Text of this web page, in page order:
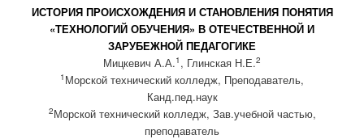
ИСТОРИЯ ПРОИСХОЖДЕНИЯ И СТАНОВЛЕНИЯ ПОНЯТИЯ
«ТЕХНОЛОГИЙ ОБУЧЕНИЯ» В ОТЕЧЕСТВЕННОЙ И
ЗАРУБЕЖНОЙ ПЕДАГОГИКЕ
Мицкевич А.А.1 , Глинская Н.Е.2
1 Морской технический колледж, Преподаватель,
Канд.пед.наук
2Морской технический колледж, Зав.учебной частью,
преподаватель